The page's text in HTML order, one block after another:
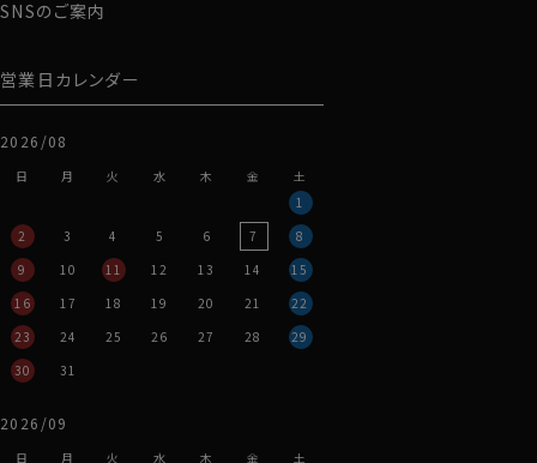
SNSのご案内
営業日カレンダー
2026/08
日 月 火 水 木 金
土
1
2
3 4 5 6 7
8
9
10 11 12 13 14
15
16
17 18 19 20 21
22
23
24 25 26 27 28
29
30
31
2026/09
日 月 火 水 木 金 土